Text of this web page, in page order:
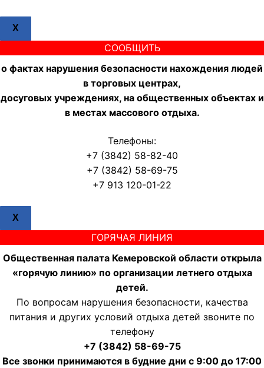
X
СООБЩИТЬ
о фактах нарушения безопасности нахождения людей
в торговых центрах,
досуговых учреждениях, на общественных объектах и
в местах массового отдыха.
Телефоны:
+7 (3842) 58-82-40
+7 (3842) 58-69-75
+7 913 120-01-22
X
ГОРЯЧАЯ ЛИНИЯ
Общественная палата Кемеровской области открыла
«горячую линию» по организации летнего отдыха
детей.
По вопросам нарушения безопасности, качества
питания и других условий отдыха детей звоните по
телефону
+7 (3842) 58-69-75
Все звонки принимаются в будние дни с 9:00 до 17:00